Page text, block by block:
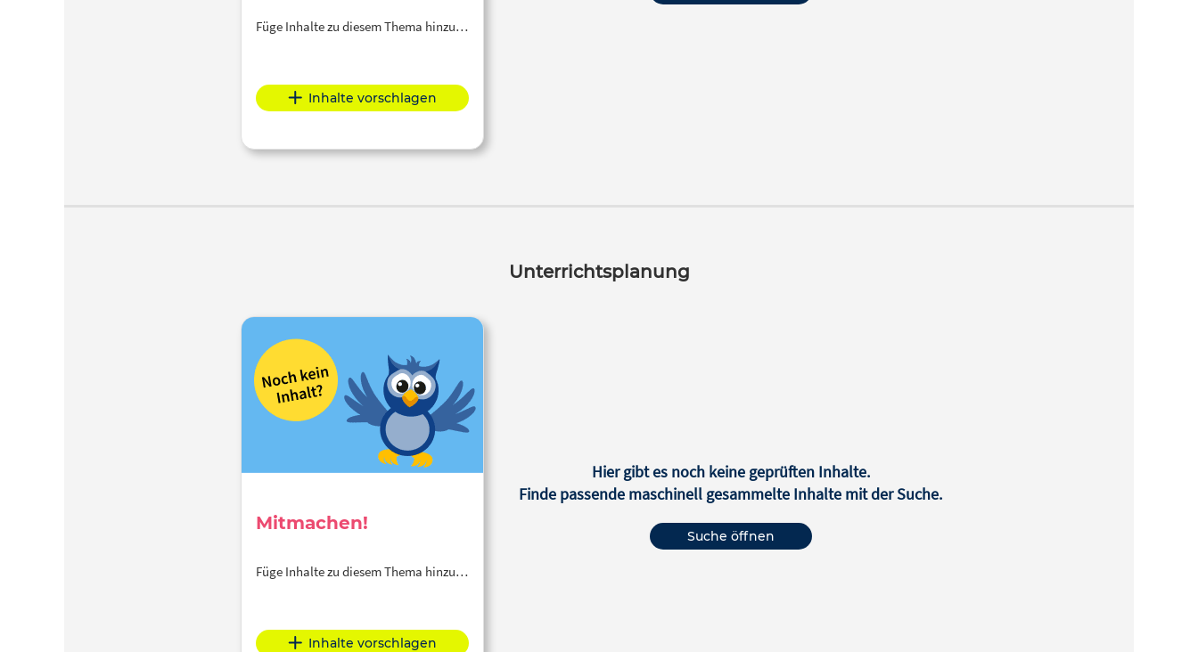
Füge Inhalte zu diesem Thema hinzu…
Inhalte vorschlagen
Unterrichtsplanung
Mitmachen!
Füge Inhalte zu diesem Thema hinzu…
Inhalte vorschlagen
Hier gibt es noch keine geprüften Inhalte.
Finde passende maschinell gesammelte Inhalte mit der Suche.
Suche öffnen